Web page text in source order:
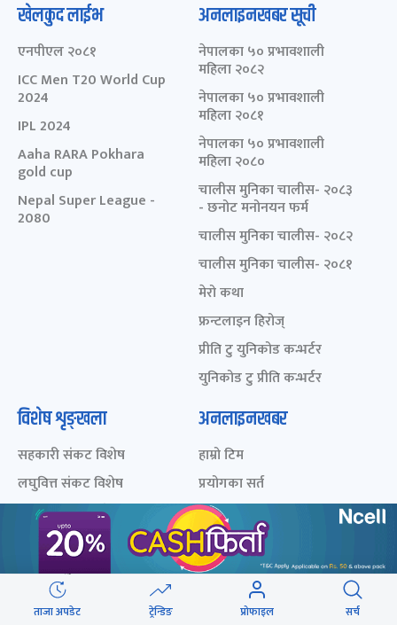
ताजा अपडेट ट्रेन्डिङ प्रोफाइल सर्च
खेलकुद लाईभ
एनपीएल २०८१
ICC Men T20 World Cup
2024
IPL 2024
Aaha RARA Pokhara
gold cup
Nepal Super League -
2080
अनलाइनखबर सूची
नेपालका ५० प्रभावशाली
महिला २०८२
नेपालका ५० प्रभावशाली
महिला २०८१
नेपालका ५० प्रभावशाली
महिला २०८०
चालीस मुनिका चालीस- २०८३
- छनोट मनोनयन फर्म
चालीस मुनिका चालीस- २०८२
चालीस मुनिका चालीस- २०८१
मेरो कथा
फ्रन्टलाइन हिरोज्
प्रीति टु युनिकोड कन्भर्टर
युनिकोड टु प्रीति कन्भर्टर
विशेष शृङ्खला
सहकारी संकट विशेष
लघुवित्त संकट विशेष
संसद् विघटन विशेष
निर्वाचन २०७४
स्थानीय चुनाव २०७९
निर्वाचन २०७९
अनलाइनखबर
हाम्रो टिम
प्रयोगका सर्त
विज्ञापन
प्राइभेसी पोलिसी
सम्पर्क